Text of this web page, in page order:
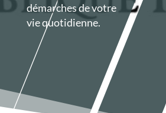
démarches de votre
vie quotidienne.